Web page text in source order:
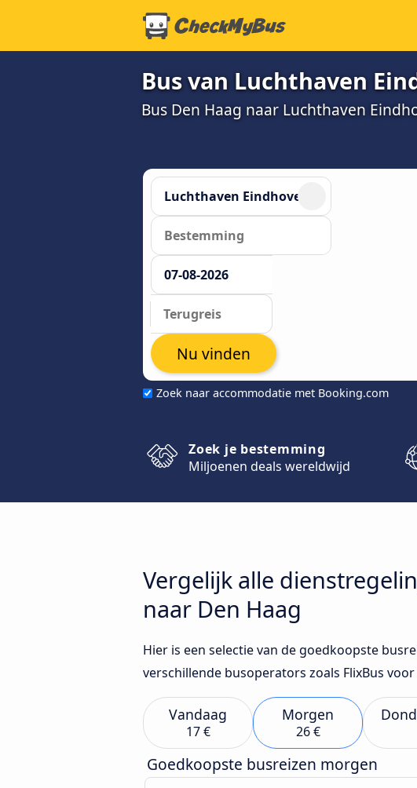
Bus van Luchthaven
Bus Den Haag naar Luchthaven
Zoek naar accommodatie met Booking.com
Nu vinden
Zoek je bestemming
Miljoenen deals wereldwijd
Vergelijk alle
naar Den Haag
Hier is een selectie van de goedkoopste
verschillende busoperators zoals FlixBus
Vandaag
17 €
Morgen
26 €
Goedkoopste busreizen morgen